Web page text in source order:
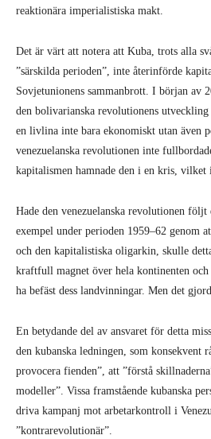
reaktionära imperialistiska makt.
Det är värt att notera att Kuba, trots alla
”särskilda perioden”, inte återinförde
Sovjetunionens sammanbrott. I början av
den bolivarianska revolutionens
en livlina inte bara ekonomiskt utan även
venezuelanska revolutionen inte
kapitalismen hamnade den i en kris, vilket
Hade den venezuelanska revolutionen följt
exempel under perioden 1959–62 genom
och den kapitalistiska oligarkin, skulle
kraftfull magnet över hela kontinenten
ha befäst dess landvinningar. Men det
En betydande del av ansvaret för detta
den kubanska ledningen, som
provocera fienden”, att ”förstå
modeller”. Vissa framstående kubanska
driva kampanj mot arbetarkontroll i
”kontrarevolutionär”.